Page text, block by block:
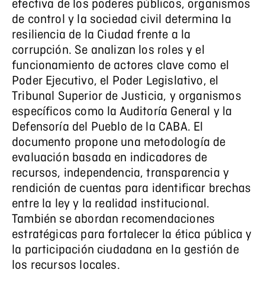
efectiva de los poderes públicos, organismos
de control y la sociedad civil determina la
resiliencia de la Ciudad frente a la
corrupción. Se analizan los roles y el
funcionamiento de actores clave como el
Poder Ejecutivo, el Poder Legislativo, el
Tribunal Superior de Justicia, y organismos
específicos como la Auditoría General y la
Defensoría del Pueblo de la CABA. El
documento propone una metodología de
evaluación basada en indicadores de
recursos, independencia, transparencia y
rendición de cuentas para identificar brechas
entre la ley y la realidad institucional.
También se abordan recomendaciones
estratégicas para fortalecer la ética pública y
la participación ciudadana en la gestión de
los recursos locales.